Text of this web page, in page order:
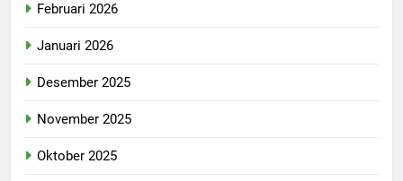
Februari 2026
Januari 2026
Desember 2025
November 2025
Oktober 2025